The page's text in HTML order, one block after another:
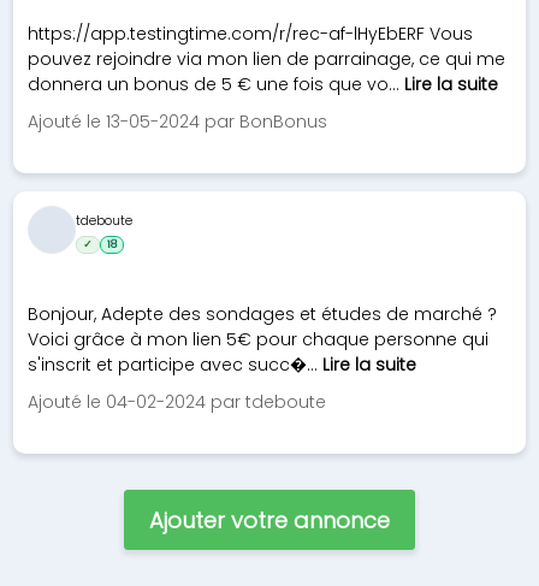
https://app.testingtime.com/r/rec-af-lHyEbERF Vous
pouvez rejoindre via mon lien de parrainage, ce qui me
donnera un bonus de 5 € une fois que vo... Lire la suite
Ajouté le 13-05-2024 par BonBonus
Bonjour, Adepte des sondages et études de marché ?
Voici grâce à mon lien 5€ pour chaque personne qui
s'inscrit et participe avec succ�... Lire la suite
Ajouté le 04-02-2024 par tdeboute
tdeboute
✓ 18
Ajouter votre annonce